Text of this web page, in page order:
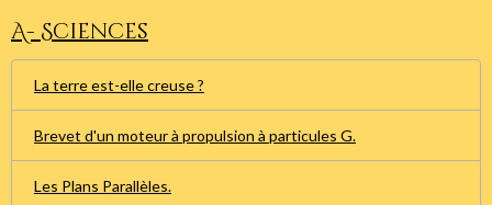
A- Sciences
La terre est-elle creuse ?
Brevet d'un moteur à propulsion à particules G.
Les Plans Parallèles.